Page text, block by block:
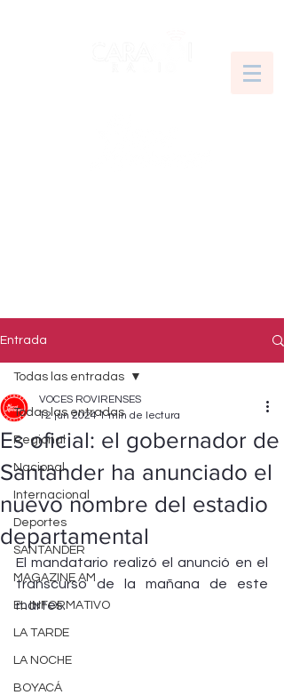
Entrada
Todas las entradas
Regional
Nacional
Internacional
Deportes
SANTANDER
MAGAZINE AM
EL INFORMATIVO
LA TARDE
LA NOCHE
BOYACÁ
Todas las entradas
Es oficial: el gobernador de
Santander ha anunciado el
nuevo nombre del estadio
departamental
VOCES ROVIRENSES
12 jun 2024 1 min de lectura
El mandatario realizó el anunció en el
transcurso de la mañana de este
martes.